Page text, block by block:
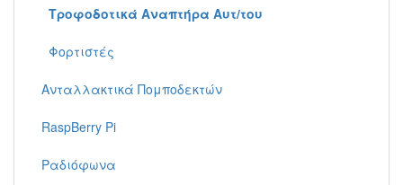
Τροφοδοτικά Αναπτήρα Αυτ/του
Φορτιστές
Ανταλλακτικά Πομποδεκτών
RaspBerry Pi
Ραδιόφωνα